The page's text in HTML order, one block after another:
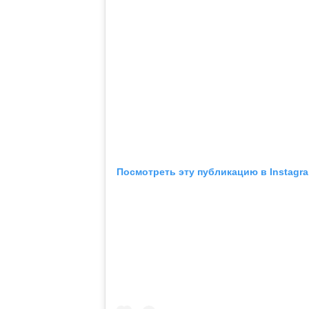
Посмотреть эту публикацию в